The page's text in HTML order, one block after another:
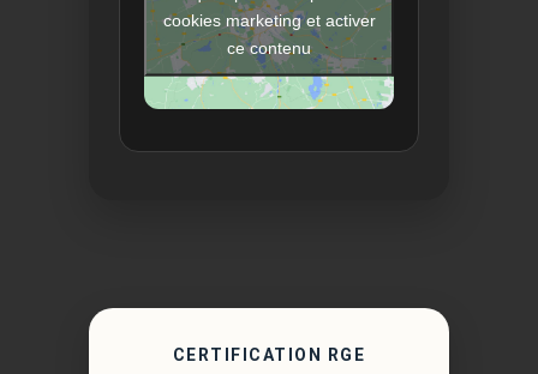
cookies marketing et activer
ce contenu
CERTIFICATION RGE